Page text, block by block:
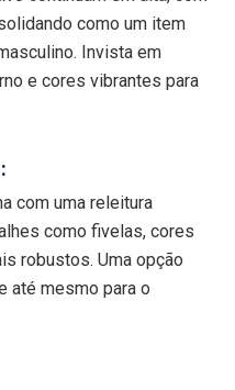
como um item
Invista em
e cores vibrantes para
com uma releitura
como fivelas, cores
robustos. Uma opção
até mesmo para o